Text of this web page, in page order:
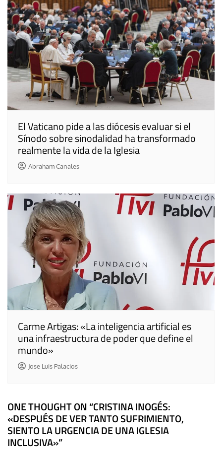
El Vaticano pide a las diócesis evaluar si el
Sínodo sobre sinodalidad ha transformado
realmente la vida de la Iglesia
Abraham Canales
Carme Artigas: «La inteligencia artificial es
una infraestructura de poder que define el
mundo»
Jose Luis Palacios
ONE THOUGHT ON “CRISTINA INOGÉS:
«DESPUÉS DE VER TANTO SUFRIMIENTO,
SIENTO LA URGENCIA DE UNA IGLESIA
INCLUSIVA»”